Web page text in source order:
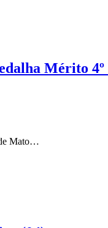
Mérito 4º
Mato…